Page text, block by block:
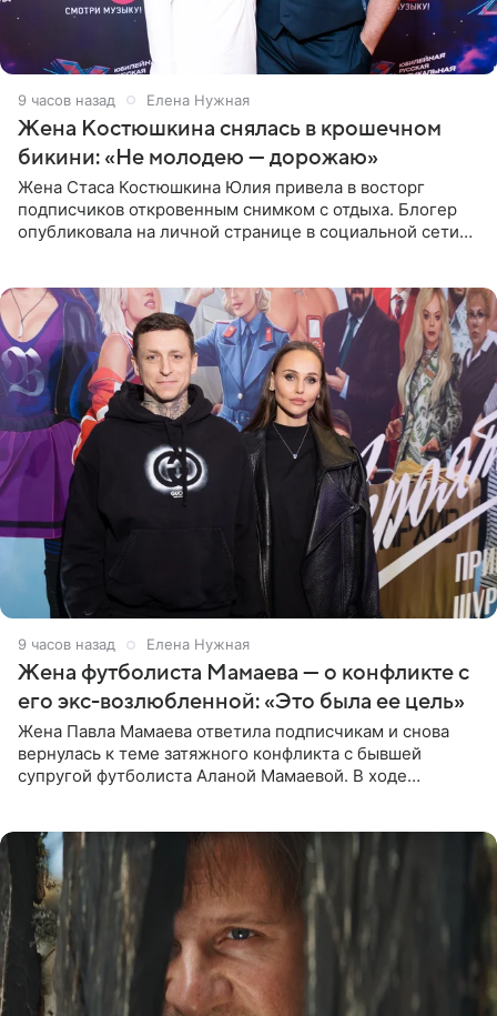
9 часов назад Елена Нужная
Жена Костюшкина снялась в крошечном
бикини: «Не молодею — дорожаю»
Жена Стаса Костюшкина Юлия привела в восторг
подписчиков откровенным снимком с отдыха. Блогер
опубликовала на личной странице в социальной сети
9 часов назад Елена Нужная
Жена футболиста Мамаева — о конфликте с
его экс-возлюбленной: «Это была ее цель»
Жена Павла Мамаева ответила подписчикам и снова
вернулась к теме затяжного конфликта с бывшей
супругой футболиста Аланой Мамаевой. В ходе